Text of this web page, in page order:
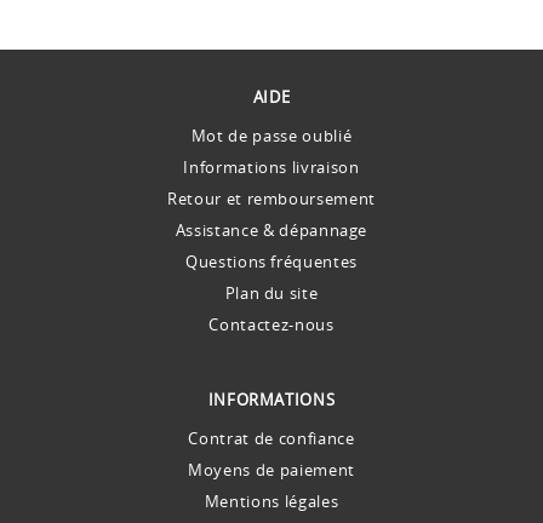
AIDE
Mot de passe oublié
Informations livraison
Retour et remboursement
Assistance & dépannage
Questions fréquentes
Plan du site
Contactez-nous
INFORMATIONS
Contrat de confiance
Moyens de paiement
Mentions légales